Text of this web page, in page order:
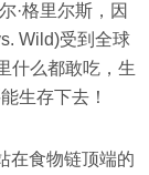
·格里尔斯，因
Wild)受到全球
什么都敢吃，生
生存下去！
在食物链顶端的